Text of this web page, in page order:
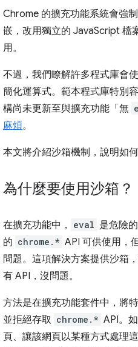
Chrome 的擴充功能系統會強
嵌，改用獨立的 JavaScript 檔
用。
不過，我們瞭解許多程式庫會
簡化運算式。範本程式庫特別
構尚未更新至與擴充功能「無
麻煩。
本文將介紹沙箱機制，說明如
為什麼要使用沙箱？
在擴充功能中， eval 是危險
的 chrome.* API 可供使用，
問題。這項解決方案提供沙箱
有 API，沒問題。
方法是在擴充功能套件中，將
並拒絕存取 chrome.* API。
頁、讓該網頁以某種方式處理